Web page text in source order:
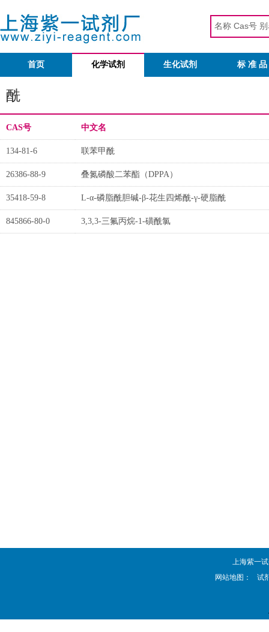
首页 化学试剂 生化试剂 标 准 品
酰
CAS号 中文名
134-81-6 联苯甲酰
26386-88-9 叠氮磷酸二苯酯（DPPA）
35418-59-8 L-α-磷脂酰胆碱-β-花生四烯酰-γ-硬脂酰
845866-80-0 3,3,3-三氟丙烷-1-磺酰氯
上海紫一
网站地图：
试